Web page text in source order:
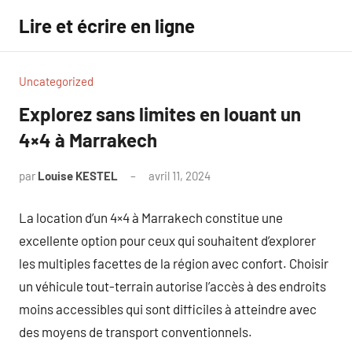
contenu
Lire et écrire en ligne
Uncategorized
Explorez sans limites en louant un
4×4 à Marrakech
par Louise KESTEL avril 11, 2024
La location d’un 4×4 à Marrakech constitue une
excellente option pour ceux qui souhaitent d’explorer
les multiples facettes de la région avec confort. Choisir
un véhicule tout-terrain autorise l’accès à des endroits
moins accessibles qui sont difficiles à atteindre avec
des moyens de transport conventionnels.